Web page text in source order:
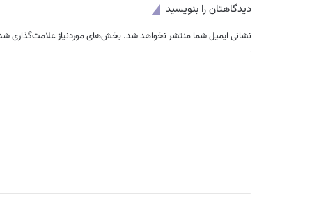
دیدگاهتان را بنویسید
نشانی ایمیل شما منتشر نخواهد شد. بخش‌های موردنیاز علامت‌گذاری